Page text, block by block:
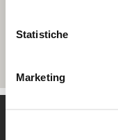
Statistiche
Marketing